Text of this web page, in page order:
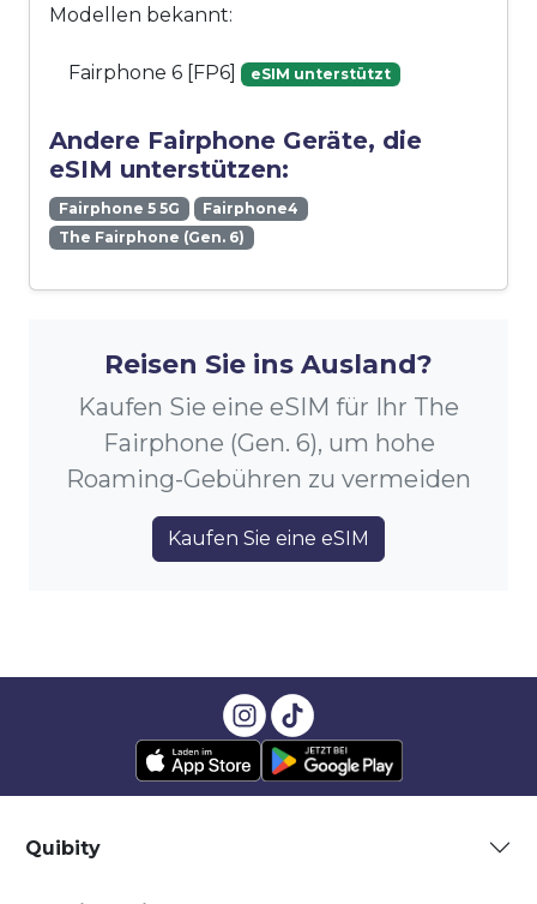
Modellen bekannt:
Fairphone 6 [FP6] eSIM unterstützt
Andere Fairphone Geräte, die
eSIM unterstützen:
Fairphone 5 5G
Fairphone4
The Fairphone (Gen. 6)
Reisen Sie ins Ausland?
Kaufen Sie eine eSIM für Ihr The
Fairphone (Gen. 6), um hohe
Roaming-Gebühren zu vermeiden
Kaufen Sie eine eSIM
Quibity